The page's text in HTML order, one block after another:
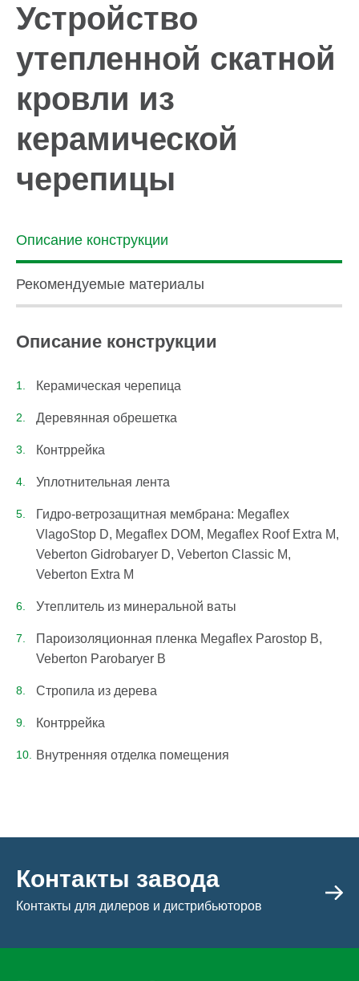
Устройство
утепленной скатной
кровли из
керамической
черепицы
Описание конструкции
Рекомендуемые материалы
Описание конструкции
Керамическая черепица
Деревянная обрешетка
Контррейка
Уплотнительная лента
Гидро-ветрозащитная мембрана: Megaflex
VlagoStop D, Megaflex DOM, Megaflex Roof Extra M,
Veberton Gidrobaryer D, Veberton Classic M,
Veberton Extra М
Утеплитель из минеральной ваты
Пароизоляционная пленка Megaflex Parostop B,
Veberton Parobaryer B
Стропила из дерева
Контррейка
Внутренняя отделка помещения
Контакты завода
Контакты для дилеров и дистрибьюторов